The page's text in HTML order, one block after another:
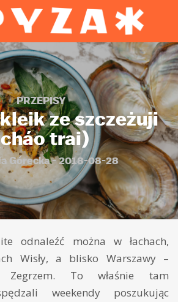
PRZEPISY
ze szczeżuji
trai)
Górecka - 2018-08-28
odnaleźć można w łachach,
Wisły, a blisko Warszawy –
Zegrzem. To właśnie tam
weekendy poszukując